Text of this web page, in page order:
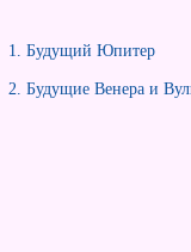
1. Будущий Юпитер
2. Будущие Венера и